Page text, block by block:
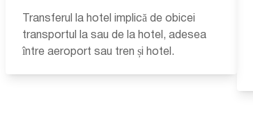
Transferul la hotel implică de obicei
transportul la sau de la hotel, adesea
între aeroport sau tren și hotel.